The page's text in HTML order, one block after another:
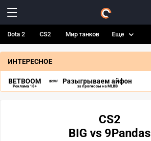
Dota 2 CS2 Мир танков Еще
ИНТЕРЕСНОЕ
BETBOOM
Реклама 18+
Разыгрываем айфон
за прогнозы на MLBB
CS2
BIG vs 9Pandas